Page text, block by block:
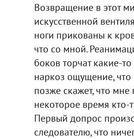
Возвращение в этот
искусственной
ноги прикованы к
что со мной.
боков торчат какие-
наркоз ощущение,
позже скажет, что
некоторое время кто-
Первый допрос
следователю, что